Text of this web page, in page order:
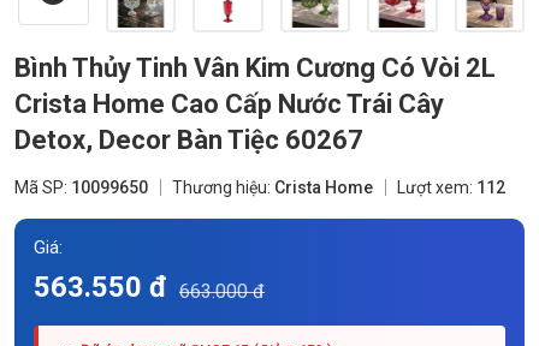
Bình Thủy Tinh Vân Kim Cương Có Vòi 2L
Crista Home Cao Cấp Nước Trái Cây
Detox, Decor Bàn Tiệc 60267
Mã SP: 10099650 Thương hiệu: Crista Home Lượt xem: 112
Giá:
563.550 đ 663.000 đ